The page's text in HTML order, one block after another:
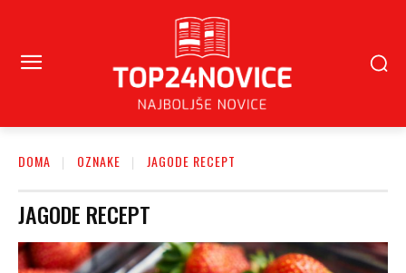
DOMA OZNAKE JAGODE RECEPT
JAGODE RECEPT